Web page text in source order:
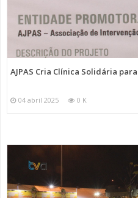
AJPAS Cria Clínica Solidária
04 abril 2025 0 K